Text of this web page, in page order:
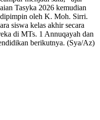
Tasyka 2026 kemudian
dipimpin oleh K. Moh. Sirri.
siswa kelas akhir secara
di MTs. 1 Annuqayah dan
berikutnya. (Sya/Az)